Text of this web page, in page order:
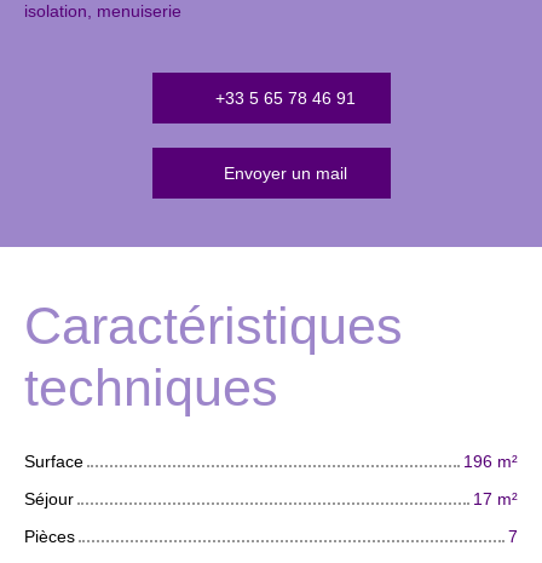
isolation, menuiserie
+33 5 65 78 46 91
Envoyer un mail
Caractéristiques
techniques
Surface 196 m²
Séjour
17 m²
Pièces
7